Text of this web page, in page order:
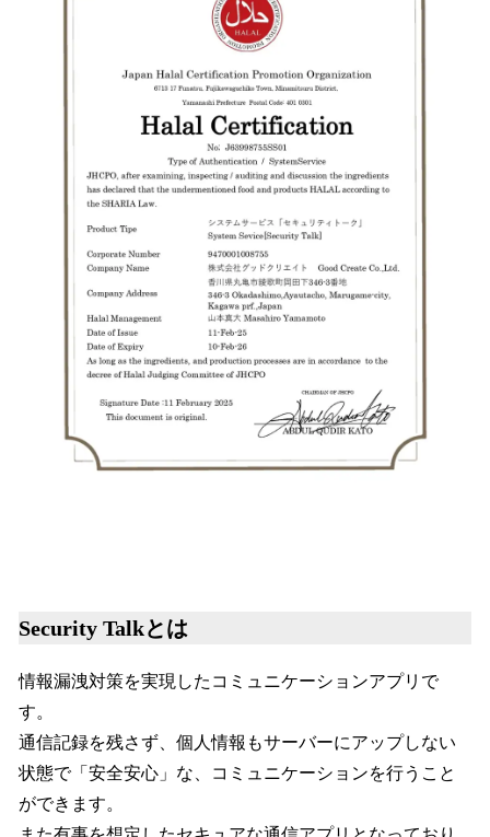
Security Talkとは
情報漏洩対策を実現したコミュニケーションアプリで
す。
通信記録を残さず、個人情報もサーバーにアップしない
状態で「安全安心」な、コミュニケーションを行うこと
ができます。